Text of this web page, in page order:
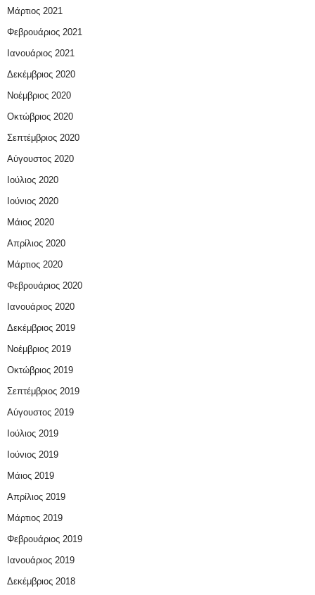
Μάρτιος 2021
Φεβρουάριος 2021
Ιανουάριος 2021
Δεκέμβριος 2020
Νοέμβριος 2020
Οκτώβριος 2020
Σεπτέμβριος 2020
Αύγουστος 2020
Ιούλιος 2020
Ιούνιος 2020
Μάιος 2020
Απρίλιος 2020
Μάρτιος 2020
Φεβρουάριος 2020
Ιανουάριος 2020
Δεκέμβριος 2019
Νοέμβριος 2019
Οκτώβριος 2019
Σεπτέμβριος 2019
Αύγουστος 2019
Ιούλιος 2019
Ιούνιος 2019
Μάιος 2019
Απρίλιος 2019
Μάρτιος 2019
Φεβρουάριος 2019
Ιανουάριος 2019
Δεκέμβριος 2018